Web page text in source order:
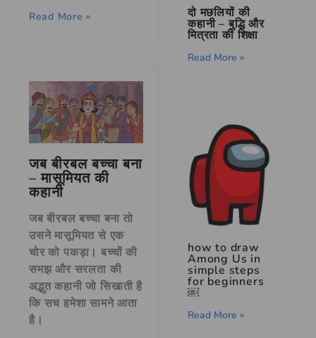
Read More »
जब बीरबल बच्चा बना
– मासूमियत की
कहानी
जब बीरबल बच्चा बना तो
उसने मासूमियत से एक
चोर को पकड़ा। बच्चों की
समझ और सरलता की
अद्भुत कहानी जो सिखाती है
कि सच हमेशा सामने आता
है।
दो मछलियों की
कहानी – बुद्धि और
मित्रता की शिक्षा
Read More »
how to draw
Among Us in
simple steps
for beginners
￼
Read More »